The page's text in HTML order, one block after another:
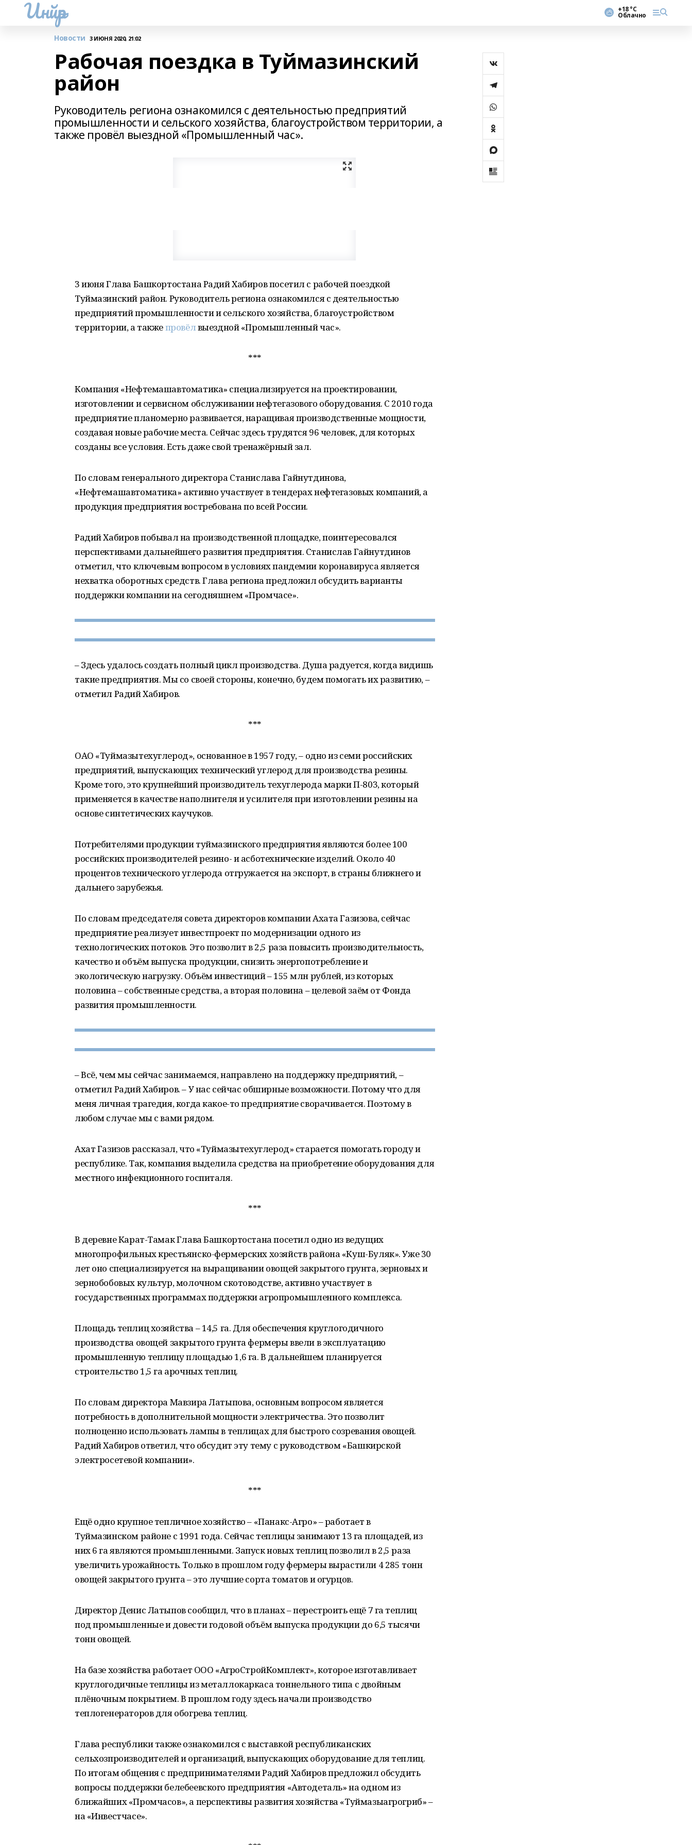
Инйәр +18 °С
Облачно
Новости 3 ИЮНЯ 2020, 21:02
Рабочая поездка в Туймазинский
район
Руководитель региона ознакомился с деятельностью предприятий
промышленности и сельского хозяйства, благоустройством территории, а
также провёл выездной «Промышленный час».
3 июня Глава Башкортостана Радий Хабиров посетил с рабочей поездкой
Туймазинский район. Руководитель региона ознакомился с деятельностью
предприятий промышленности и сельского хозяйства, благоустройством
территории, а такжепровёлвыездной «Промышленный час».
***
Компания «Нефтемашавтоматика» специализируется на проектировании,
изготовлении и сервисном обслуживании нефтегазового оборудования. С 2010 года
предприятие планомерно развивается, наращивая производственные мощности,
создавая новые рабочие места. Сейчас здесь трудятся 96 человек, для которых
созданы все условия. Есть даже свой тренажёрный зал.
По словам генерального директора Станислава Гайнутдинова,
«Нефтемашавтоматика» активно участвует в тендерах нефтегазовых компаний, а
продукция предприятия востребована по всей России.
Радий Хабиров побывал на производственной площадке, поинтересовался
перспективами дальнейшего развития предприятия. Станислав Гайнутдинов
отметил, что ключевым вопросом в условиях пандемии коронавируса является
нехватка оборотных средств. Глава региона предложил обсудить варианты
поддержки компании на сегодняшнем «Промчасе».
– Здесь удалось создать полный цикл производства. Душа радуется, когда видишь
такие предприятия. Мы со своей стороны, конечно, будем помогать их развитию, –
отметил Радий Хабиров.
***
ОАО «Туймазытехуглерод», основанное в 1957 году, – одно из семи российских
предприятий, выпускающих технический углерод для производства резины.
Кроме того, это крупнейший производитель техуглерода марки П-803, который
применяется в качестве наполнителя и усилителя при изготовлении резины на
основе синтетических каучуков.
Потребителями продукции туймазинского предприятия являются более 100
российских производителей резино- и асботехнические изделий. Около 40
процентов технического углерода отгружается на экспорт, в страны ближнего и
дальнего зарубежья.
По словам председателя совета директоров компании Ахата Газизова, сейчас
предприятие реализует инвестпроект по модернизации одного из
технологических потоков. Это позволит в 2,5 раза повысить производительность,
качество и объём выпуска продукции, снизить энергопотребление и
экологическую нагрузку. Объём инвестиций – 155 млн рублей, из которых
половина – собственные средства, а вторая половина – целевой заём от Фонда
развития промышленности.
– Всё, чем мы сейчас занимаемся, направлено на поддержку предприятий, –
отметил Радий Хабиров. – У нас сейчас обширные возможности. Потому что для
меня личная трагедия, когда какое-то предприятие сворачивается. Поэтому в
любом случае мы с вами рядом.
Ахат Газизов рассказал, что «Туймазытехуглерод» старается помогать городу и
республике. Так, компания выделила средства на приобретение оборудования для
местного инфекционного госпиталя.
***
В деревне Карат-Тамак Глава Башкортостана посетил одно из ведущих
многопрофильных крестьянско-фермерских хозяйств района «Куш-Буляк». Уже 30
лет оно специализируется на выращивании овощей закрытого грунта, зерновых и
зернобобовых культур, молочном скотоводстве, активно участвует в
государственных программах поддержки агропромышленного комплекса.
Площадь теплиц хозяйства – 14,5 га. Для обеспечения круглогодичного
производства овощей закрытого грунта фермеры ввели в эксплуатацию
промышленную теплицу площадью 1,6 га. В дальнейшем планируется
строительство 1,5 га арочных теплиц.
По словам директора Мавзира Латыпова, основным вопросом является
потребность в дополнительной мощности электричества. Это позволит
полноценно использовать лампы в теплицах для быстрого созревания овощей.
Радий Хабиров ответил, что обсудит эту тему с руководством «Башкирской
электросетевой компании».
***
Ещё одно крупное тепличное хозяйство – «Панакс-Агро» – работает в
Туймазинском районе с 1991 года. Сейчас теплицы занимают 13 га площадей, из
них 6 га являются промышленными. Запуск новых теплиц позволил в 2,5 раза
увеличить урожайность. Только в прошлом году фермеры вырастили 4 285 тонн
овощей закрытого грунта – это лучшие сорта томатов и огурцов.
Директор Денис Латыпов сообщил, что в планах – перестроить ещё 7 га теплиц
под промышленные и довести годовой объём выпуска продукции до 6,5 тысячи
тонн овощей.
На базе хозяйства работает ООО «АгроСтройКомплект», которое изготавливает
круглогодичные теплицы из металлокаркаса тоннельного типа с двойным
плёночным покрытием. В прошлом году здесь начали производство
теплогенераторов для обогрева теплиц.
Глава республики также ознакомился с выставкой республиканских
сельхозпроизводителей и организаций, выпускающих оборудование для теплиц.
По итогам общения с предпринимателями Радий Хабиров предложил обсудить
вопросы поддержки белебеевского предприятия «Автодеталь» на одном из
ближайших «Промчасов», а перспективы развития хозяйства «Туймазыагрогриб» –
на «Инвестчасе».